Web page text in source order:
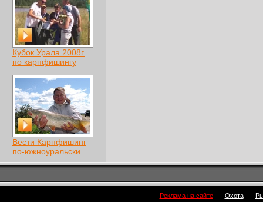
Кубок Урала 2008г.
по карпфишингу
Вести Карпфишинг
по-южноуральски
Реклама на сайте Охота